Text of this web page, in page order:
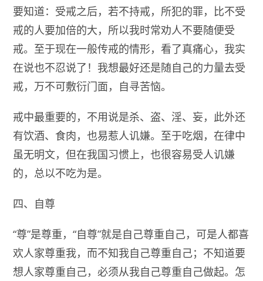
要知道：受戒之后，若不持戒，所犯的罪，比不受
戒的人要加倍的大，所以我时常劝人不要随便受
戒。至于现在一般传戒的情形，看了真痛心，我实
在说也不忍说了！我想最好还是随自己的力量去受
戒，万不可敷衍门面，自寻苦恼。
戒中最重要的，不用说是杀、盗、淫、妄，此外还
有饮酒、食肉，也易惹人讥嫌。至于吃烟，在律中
虽无明文，但在我国习惯上，也很容易受人讥嫌
的，总以不吃为是。
四、自尊
“尊”是尊重，“自尊”就是自己尊重自己，可是人都喜
欢人家尊重我，而不知我自己尊重自己；不知道要
想人家尊重自己，必须从我自己尊重自己做起。怎